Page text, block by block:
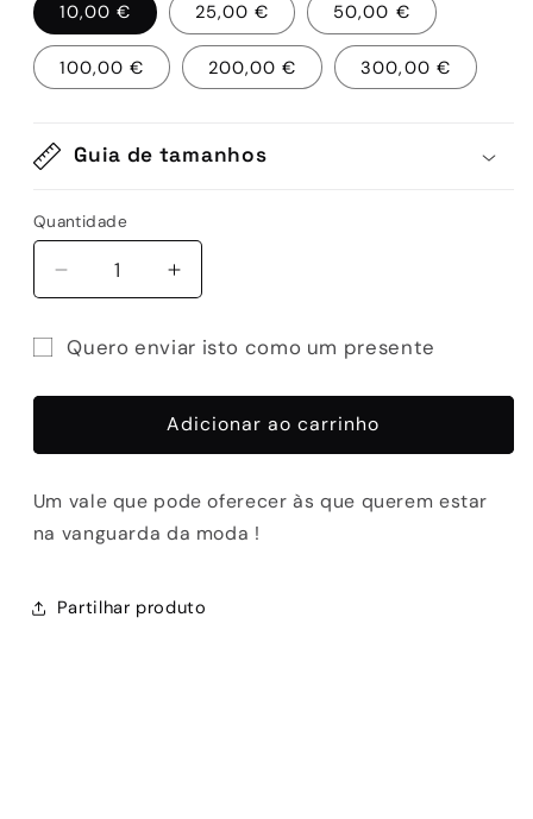
10,00 € 25,00 € 50,00 €
100,00 € 200,00 € 300,00 €
Guia de tamanhos
Quantidade
Quantidade
Diminuir
a
de
Aumentar
a
de
Oferta
Exé
Quero enviar isto como um presente
cartão
de
fechado
Adicionar ao carrinho
Um vale que pode oferecer às que querem estar
na vanguarda da moda !
Partilhar produto